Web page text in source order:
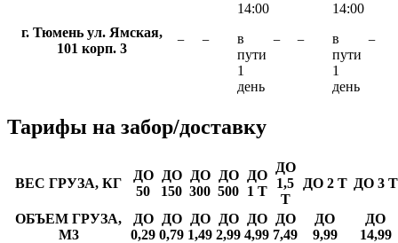
г. Тюмень ул. Ямская,
101 корп. 3
− −
14:00
в
пути
1
день
− −
14:00
в
пути
1
день
−
Тарифы на забор/доставку
ВЕС ГРУЗА, КГ
ДО
50
ДО
150
ДО
300
ДО
500
ДО
1 Т
ДО
1,5
Т
ДО 2 Т ДО 3 Т
ОБЪЕМ ГРУЗА,
М3
ДО
0,29
ДО
0,79
ДО
1,49
ДО
2,99
ДО
4,99
ДО
7,49
ДО
9,99
ДО
14,99